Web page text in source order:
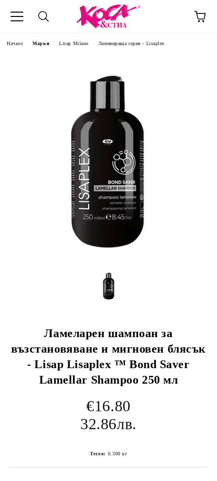
Начало Марки Lisap Milano Ламинираща серия - Lisaplex
Ламеларен шампоан за
възстановяване и мигновен блясък
- Lisap Lisaplex ™ Bond Saver
Lamellar Shampoo 250 мл
€16.80
32.86лв.
Тегло: 0.300 кг